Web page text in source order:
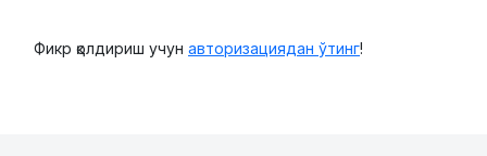
Фикр қолдириш учун авторизациядан ўтинг!